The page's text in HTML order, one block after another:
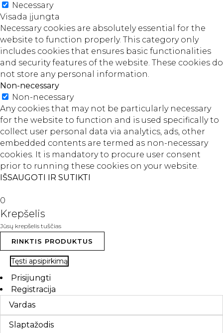
Necessary
Visada įjungta
Necessary cookies are absolutely essential for the
website to function properly. This category only
includes cookies that ensures basic functionalities
and security features of the website. These cookies do
not store any personal information.
Non-necessary
Non-necessary
Any cookies that may not be particularly necessary
for the website to function and is used specifically to
collect user personal data via analytics, ads, other
embedded contents are termed as non-necessary
cookies. It is mandatory to procure user consent
prior to running these cookies on your website.
IŠSAUGOTI IR SUTIKTI
0
Krepšelis
Jūsų krepšelis tuščias
RINKTIS PRODUKTUS
Tęsti apsipirkimą
Prisijungti
Registracija